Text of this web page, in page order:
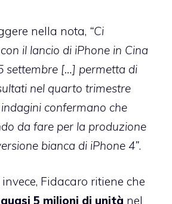
nella nota, “Ci
il lancio di iPhone in Cina
settembre […] permetta di
nel quarto trimestre
confermano che
da fare per la produzione
bianca di iPhone 4”.
invece, Fidacaro ritiene che
quasi 5 milioni di unità nel